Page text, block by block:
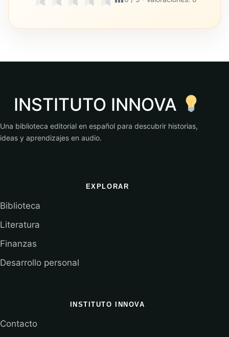
INSTITUTO INNOVA
Una biblioteca editorial en español para descubrir historias,
ideas y aprendizajes en audio.
EXPLORAR
Biblioteca
Literatura
Finanzas
Desarrollo personal
INSTITUTO INNOVA
Contacto